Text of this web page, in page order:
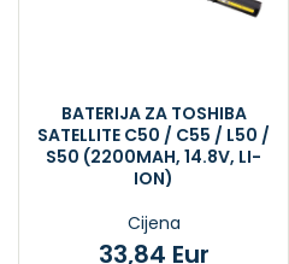
BATERIJA ZA TOSHIBA
SATELLITE C50 / C55 / L50 /
S50 (2200MAH, 14.8V, LI-
ION)
Cijena
33,84 Eur